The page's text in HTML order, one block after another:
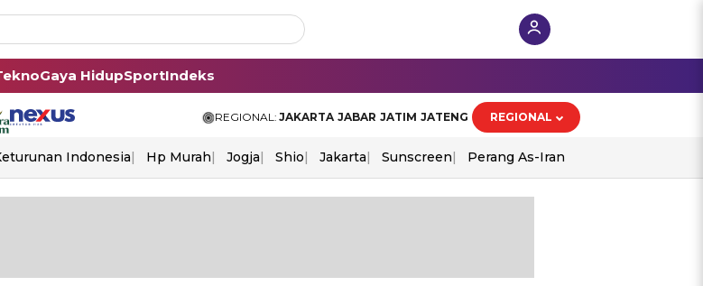
Gaya HidupSportIndeks
REGIONAL: JAKARTA JABAR JATIM JATENG REGIONAL
Indonesia Hp Murah Jogja Shio Jakarta Sunscreen Perang As-Iran